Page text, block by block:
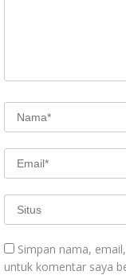
Simpan nama,
untuk komentar saya